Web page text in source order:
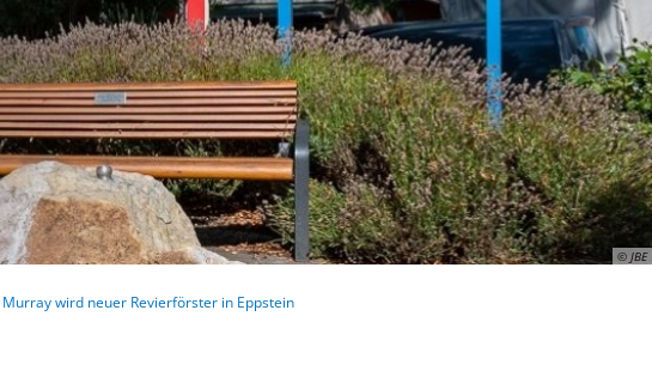
© JBE
Murray wird neuer Revierförster in Eppstein